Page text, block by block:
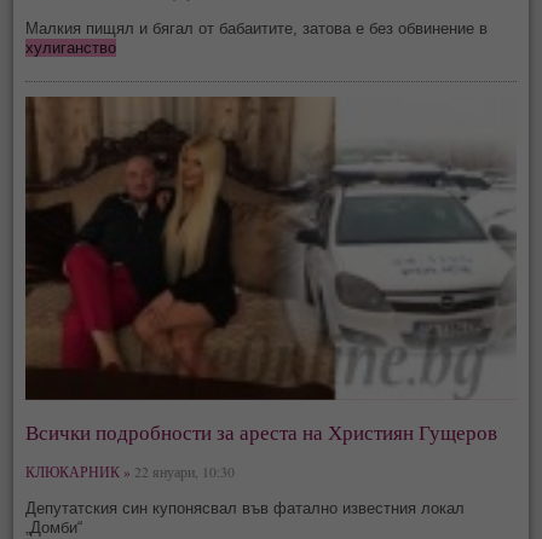
Малкия пищял и бягал от бабаитите, затова е без обвинение в
хулиганство
Всички подробности за ареста на Християн Гущеров
КЛЮКАРНИК » 22 януари, 10:30
Депутатския син купонясвал във фатално известния локал
„Домби“